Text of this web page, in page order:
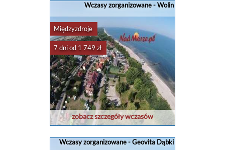
Wczasy zorganizowane - Wolin
Międzyzdroje
7 dni od 1 749 zł
zobacz szczegóły wczasów
Wczasy zorganizowane - Geovita Dąbki